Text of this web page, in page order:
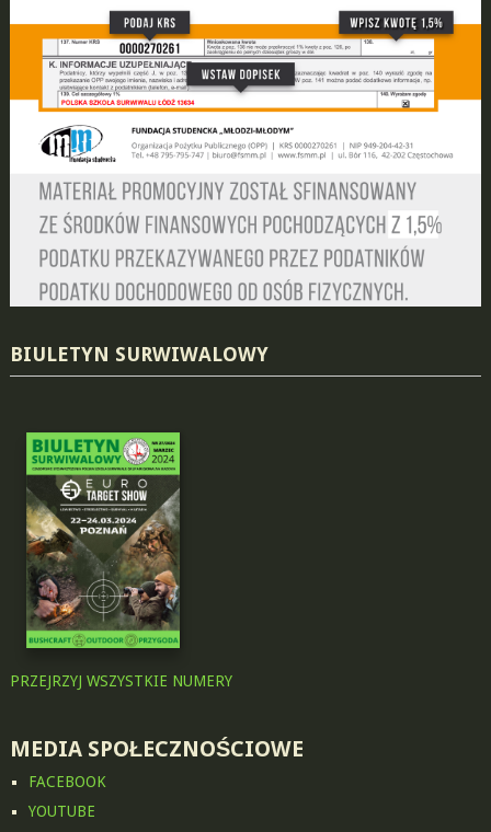
BIULETYN SURWIWALOWY
PRZEJRZYJ WSZYSTKIE NUMERY
MEDIA SPOŁECZNOŚCIOWE
FACEBOOK
YOUTUBE